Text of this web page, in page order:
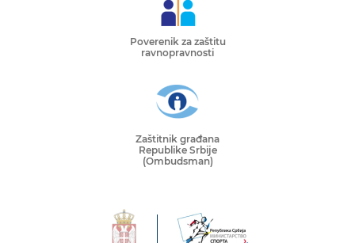
Poverenik za zaštitu
ravnopravnosti
Zaštitnik građana
Republike Srbije
(Ombudsman)